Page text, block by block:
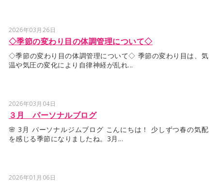
2026年03月26日
◇季節の変わり目の体調管理について◇
◇季節の変わり目の体調管理について◇ 季節の変わり目は、気
温や気圧の変化により自律神経が乱れ...
2026年03月04日
３月 パーソナルブログ
🌸 3月 パーソナルジムブログ こんにちは！ 少しずつ春の気配
を感じる季節になりましたね。3月...
2026年01月06日